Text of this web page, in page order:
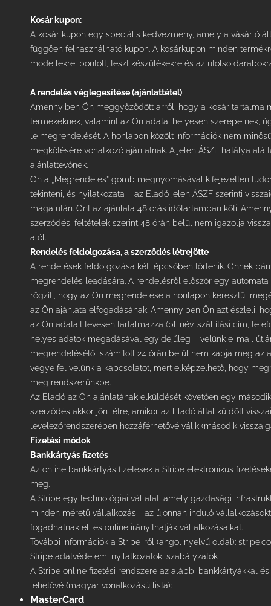
Kosár kupon:
A kosár kupon egy speciális kedvezmény, amely a vásárló
függően felhasználható kupon. A kosárkupon minden
modellekre, bontott, teszt készülékekre és az utolsó
A rendelés véglegesítése (ajánlattétel)
Amennyiben Ön meggyőződött arról, hogy a kosár tartalma
termékeknek, valamint az Ön adatai helyesen szerepelnek,
le megrendelését. A honlapon közölt információk nem
megkötésére vonatkozó ajánlatnak. A jelen ÁSZF hatálya
ajánlattevőnek.
Ön a „Megrendelés” gomb megnyomásával kifejezetten
tekinteni, és nyilatkozata – az Eladó jelen ÁSZF szerinti
maga után. Önt az ajánlata 48 órás időtartamban köti.
szerződési feltételek szerint 48 órán belül nem igazolja
alól.
Rendelés feldolgozása, a szerződés létrejötte
A rendelések feldolgozása két lépcsőben történik. Önnek
megrendelés leadására. A rendelésről először egy
rögzíti, hogy az Ön megrendelése a honlapon keresztül
az Ön ajánlata elfogadásának. Amennyiben Ön azt észleli,
az Ön adatait tévesen tartalmazza (pl. név, szállítási cím,
helyes adatok megadásával egyidejűleg – velünk e-mail
megrendelésétől számított 24 órán belül nem kapja meg az
vegye fel velünk a kapcsolatot, mert elképzelhető, hogy
meg rendszerünkbe.
Az Eladó az Ön ajánlatának elküldését követően egy
szerződés akkor jön létre, amikor az Eladó által küldött
levelezőrendszerében hozzáférhetővé válik (második
Fizetési módok
Bankkártyás fizetés
Az online bankkártyás fizetések a Stripe elektronikus
meg.
A Stripe egy technológiai vállalat, amely gazdasági
minden méretű vállalkozás - az újonnan induló
fogadhatnak el, és online irányíthatják vállalkozásaikat.
További információk a Stripe-ról (angol nyelvű oldal):
Stripe adatvédelem, nyilatkozatok, szabályzatok
A Stripe online fizetési rendszere az alábbi bankkártyákkal
lehetővé (magyar vonatkozású lista):
MasterCard